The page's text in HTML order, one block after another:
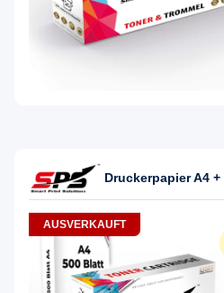
Druckerpapier A4
AUSVERKAUFT